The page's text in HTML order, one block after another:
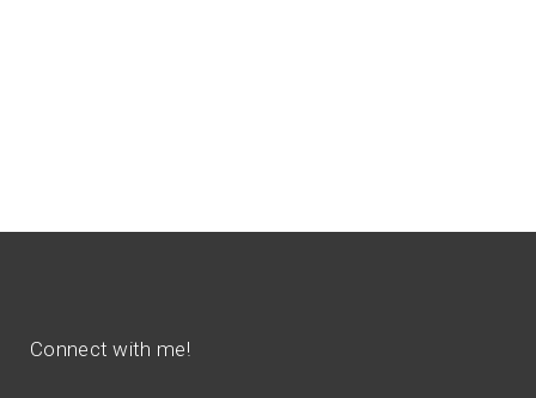
Connect with me!